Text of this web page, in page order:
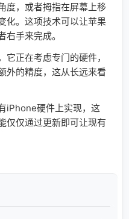
，或者拇指在屏幕上移
化。这项技术可以让苹果
手来完成。
正在考虑专门的硬件，
外的精度，这从长远来看
硬件上实现，这
仅仅通过更新即可让现有